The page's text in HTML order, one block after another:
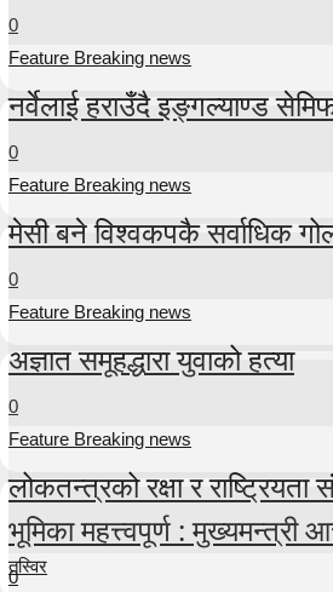
0
Feature Breaking news
नर्वेलाई हराउँदै इङ्गल्याण्ड
0
Feature Breaking news
मेसी बने विश्वकपकै सर्वाधिक
0
Feature Breaking news
अज्ञात समूहद्धारा युवाको हत्या
0
Feature Breaking news
लोकतन्त्रको रक्षा र राष्ट्रियता
भूमिका महत्त्वपूर्ण : मुख्यमन्त्री
0
तस्विर